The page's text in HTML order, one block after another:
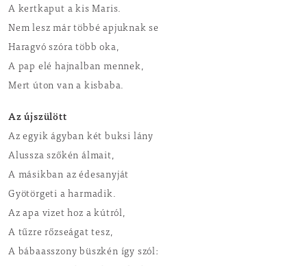
A kertkaput a kis Maris.
Nem lesz már többé apjuknak se
Haragvó szóra több oka,
A pap elé hajnalban mennek,
Mert úton van a kisbaba.
Az újszülött
Az egyik ágyban két buksi lány
Alussza szőkén álmait,
A másikban az édesanyját
Gyötörgeti a harmadik.
Az apa vizet hoz a kútról,
A tűzre rőzseágat tesz,
A bábaasszony büszkén így szól: